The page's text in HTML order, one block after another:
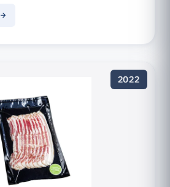
2022